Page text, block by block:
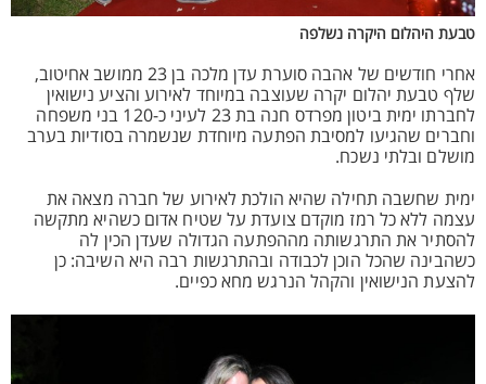
טבעת היהלום היקרה נשלפה
אחרי חודשים של אהבה סוערת עדן מלכה בן 23 ממושב אחיטוב,
שלף טבעת יהלום יקרה שעוצבה במיוחד לאירוע והציע נישואין
לחברתו ימית ביטון מפרדס חנה בת 23 לעיני כ-120 בני משפחה
וחברים שהגיעו למסיבת הפתעה מיוחדת שנשמרה בסודיות בערב
מושלם ובלתי נשכח.
ימית שחשבה תחילה שהיא הולכת לאירוע של חברה מצאה את
עצמה ללא כל רמז מוקדם צועדת על שטיח אדום כשהיא מתקשה
להסתיר את התרגשותה מההפתעה הגדולה שעדן הכין לה
כשהבינה שהכל הוכן לכבודה ובהתרגשות רבה היא השיבה: כן
להצעת הנישואין והקהל הנרגש מחא כפיים.